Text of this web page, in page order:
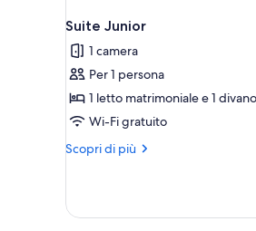
Suite Junior
1 camera
Per 1 persona
1 letto matrimoniale e 1
Wi-Fi gratuito
Scopri di più
Altri
Junior